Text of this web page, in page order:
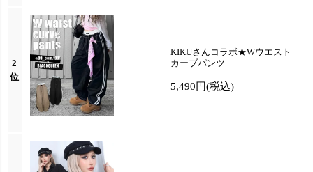
2
位
KIKUさんコラボ★Wウエスト
カーブパンツ
5,490円(税込)